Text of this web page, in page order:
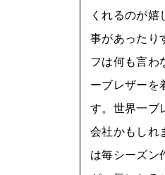
くれるのが嬉
事があったり
フは何も言わ
ーブレザーを
す。世界一ブ
会社かもしれ
は毎シーズン